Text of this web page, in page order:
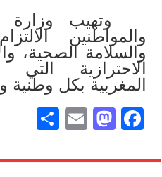
وتهيب وزارة
والمواطنين
والسلامة الصحية،
الاحترازية
المغربية بكل وطنية
Fa
bo
M
to
E
ail
re